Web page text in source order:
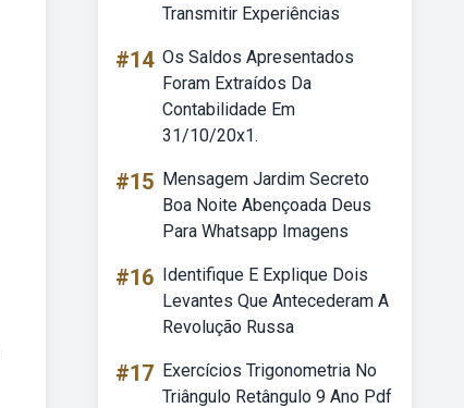
Transmitir Experiências
#14 Os Saldos Apresentados
Foram Extraídos Da
Contabilidade Em
31/10/20x1.
#15 Mensagem Jardim Secreto
Boa Noite Abençoada Deus
Para Whatsapp Imagens
#16 Identifique E Explique Dois
Levantes Que Antecederam A
Revolução Russa
#17 Exercícios Trigonometria No
Triângulo Retângulo 9 Ano Pdf